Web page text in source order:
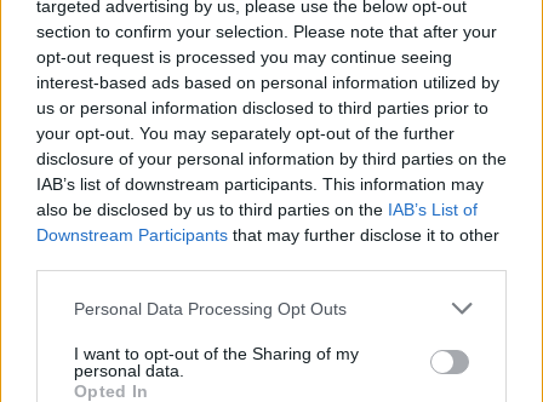
targeted advertising by us, please use the below opt-out
section to confirm your selection. Please note that after your
opt-out request is processed you may continue seeing
interest-based ads based on personal information utilized by
us or personal information disclosed to third parties prior to
your opt-out. You may separately opt-out of the further
disclosure of your personal information by third parties on the
IAB’s list of downstream participants. This information may
also be disclosed by us to third parties on the IAB’s List of
Downstream Participants that may further disclose it to other
Personal Data Processing Opt Outs
I want to opt-out of the Sharing of my
personal data.
Opted In